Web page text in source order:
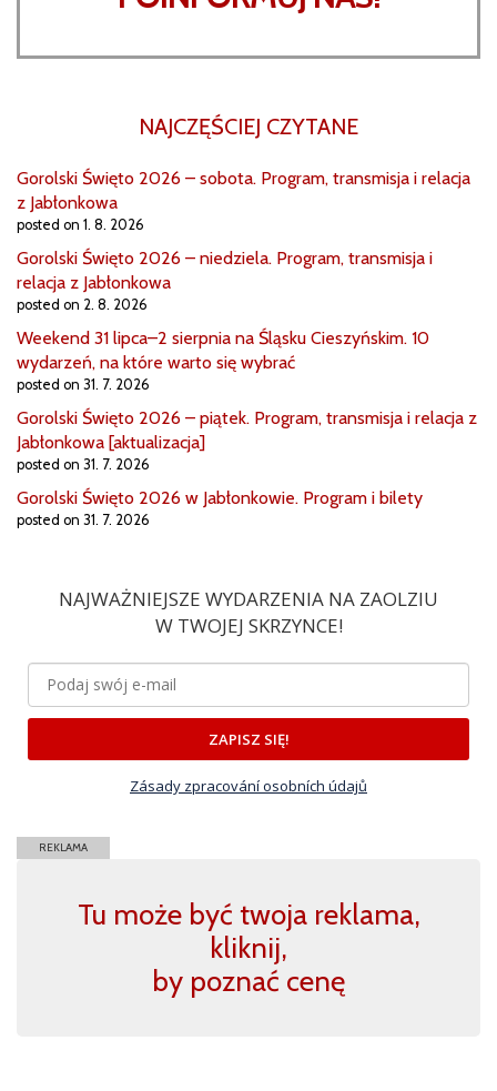
NAJCZĘŚCIEJ CZYTANE
Gorolski Święto 2026 – sobota. Program, transmisja i relacja
z Jabłonkowa
posted on 1. 8. 2026
Gorolski Święto 2026 – niedziela. Program, transmisja i
relacja z Jabłonkowa
posted on 2. 8. 2026
Weekend 31 lipca–2 sierpnia na Śląsku Cieszyńskim. 10
wydarzeń, na które warto się wybrać
posted on 31. 7. 2026
Gorolski Święto 2026 – piątek. Program, transmisja i relacja z
Jabłonkowa [aktualizacja]
posted on 31. 7. 2026
Gorolski Święto 2026 w Jabłonkowie. Program i bilety
posted on 31. 7. 2026
NAJWAŻNIEJSZE WYDARZENIA NA ZAOLZIU
W TWOJEJ SKRZYNCE!
ZAPISZ SIĘ!
Zásady zpracování osobních údajů
REKLAMA
Tu może być twoja reklama,
kliknij,
by poznać cenę